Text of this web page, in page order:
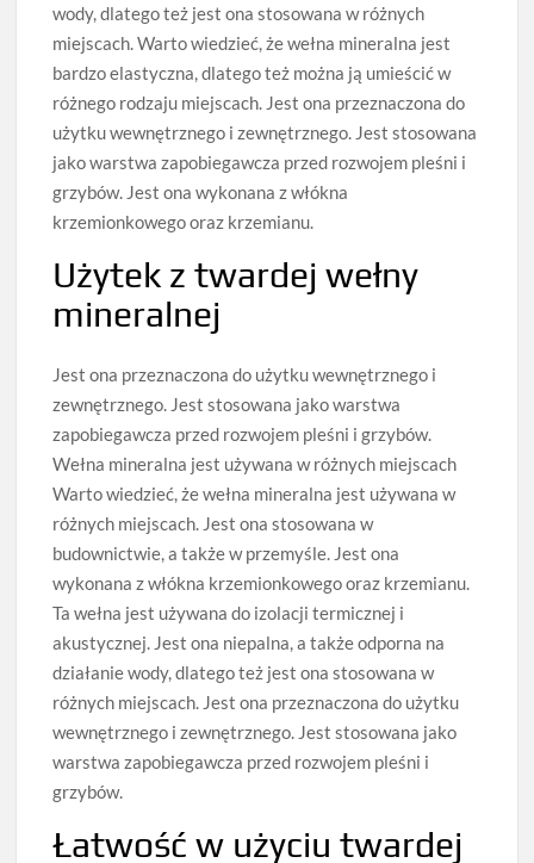
wody, dlatego też jest ona stosowana w różnych
miejscach. Warto wiedzieć, że wełna mineralna jest
bardzo elastyczna, dlatego też można ją umieścić w
różnego rodzaju miejscach. Jest ona przeznaczona do
użytku wewnętrznego i zewnętrznego. Jest stosowana
jako warstwa zapobiegawcza przed rozwojem pleśni i
grzybów. Jest ona wykonana z włókna
krzemionkowego oraz krzemianu.
Użytek z twardej wełny
mineralnej
Jest ona przeznaczona do użytku wewnętrznego i
zewnętrznego. Jest stosowana jako warstwa
zapobiegawcza przed rozwojem pleśni i grzybów.
Wełna mineralna jest używana w różnych miejscach
Warto wiedzieć, że wełna mineralna jest używana w
różnych miejscach. Jest ona stosowana w
budownictwie, a także w przemyśle. Jest ona
wykonana z włókna krzemionkowego oraz krzemianu.
Ta wełna jest używana do izolacji termicznej i
akustycznej. Jest ona niepalna, a także odporna na
działanie wody, dlatego też jest ona stosowana w
różnych miejscach. Jest ona przeznaczona do użytku
wewnętrznego i zewnętrznego. Jest stosowana jako
warstwa zapobiegawcza przed rozwojem pleśni i
grzybów.
Łatwość w użyciu twardej